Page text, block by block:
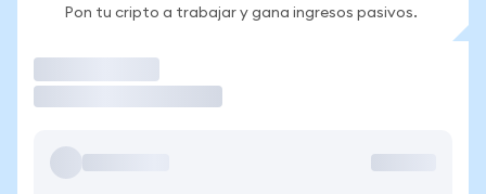
Pon tu cripto a trabajar y gana ingresos pasivos.